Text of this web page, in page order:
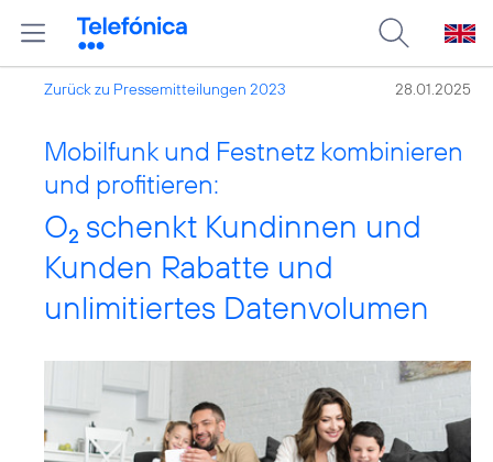
Zurück zu Pressemitteilungen 2023 28.01.2025
Mobilfunk und Festnetz kombinieren
und profitieren:
O2 schenkt Kundinnen und
Kunden Rabatte und
unlimitiertes Datenvolumen